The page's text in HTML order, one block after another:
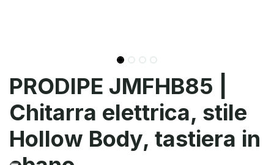
PRODIPE JMFHB85 |
Chitarra elettrica, stile
Hollow Body, tastiera in